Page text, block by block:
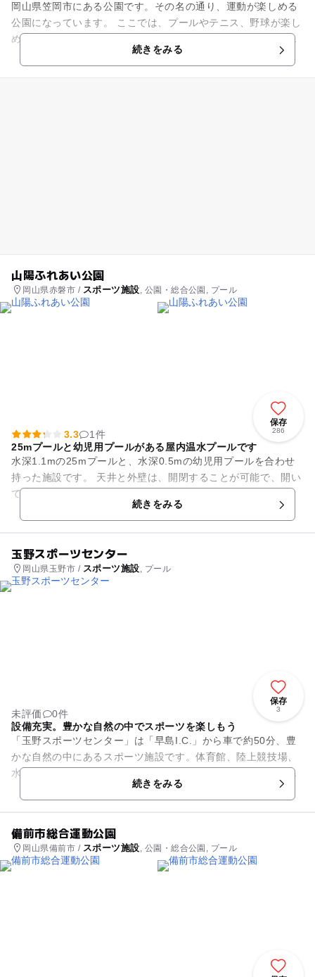
岡山県笠岡市にある公園です。その名の通り、運動が楽しめる
公園になっています。 ここでは、プールやテニス、野球が楽し
めます。テニスや野球は夜間照明付きでナイターの試合も行う
続きをみる
山陽ふれあい公園
岡山県赤磐市 / スポーツ施設, 公園・総合公園, プール
保存
286
3.3
1件
25mプールと幼児用プールがある屋内温水プールです
水深1.1mの25mプールと、水深0.5mの幼児用プールを合わせ
持った施設です。 天井と外壁は、開閉することが可能で、開い
ていると開放感を感じられます。 浮き輪も、直径90cm以下の
続きをみる
玉野スポーツセンター
岡山県玉野市 / スポーツ施設, プール
保存
3
未評価
0件
設備充実。豊かな自然の中でスポーツを楽しもう
「玉野スポーツセンター」は「早島I.C.」から車で約50分、豊
かな自然の中にあるスポーツ施設です。体育館、陸上競技場、
水泳プール、球技場などの設備が整っています。テニスコート
続きをみる
備前市総合運動公園
岡山県備前市 / スポーツ施設 , 公園・総合公園, プール